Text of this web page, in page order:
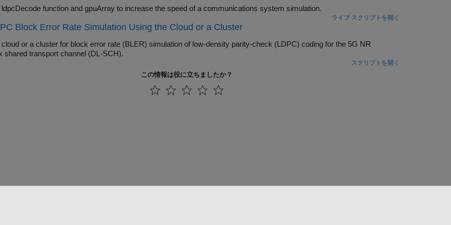
Use the ldpcDecode function and gpuArray to increase the speed of a communications system simulation.
ライブ スクリプトを開く
Block Error Rate Simulation Using the Cloud or a Cluster
a cluster for block error rate (BLER) simulation of low-density parity-check (LDPC) coding for the 5G NR
downlink shared transport channel (DL-SCH).
スクリプトを開く
この情報は役に立ちましたか？